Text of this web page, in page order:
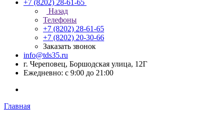
+7 (8202) 28‑61-65
Назад
Телефоны
+7 (8202) 28‑61-65
+7 (8202) 20‑30-66
Заказать звонок
info@tds35.ru
г. Череповец, Боршодская улица, 12Г
Ежедневно: с 9:00 до 21:00
Главная